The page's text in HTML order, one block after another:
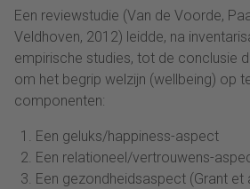
Een reviewstudie (Van de Voorde,
Veldhoven, 2012) leidde, na
empirische studies, tot de conclusie
om het begrip welzijn (wellbeing) op
componenten:
Een geluks/happiness-aspect
Een relationeel/vertrouwens-
Een gezondheidsaspect (Grant et